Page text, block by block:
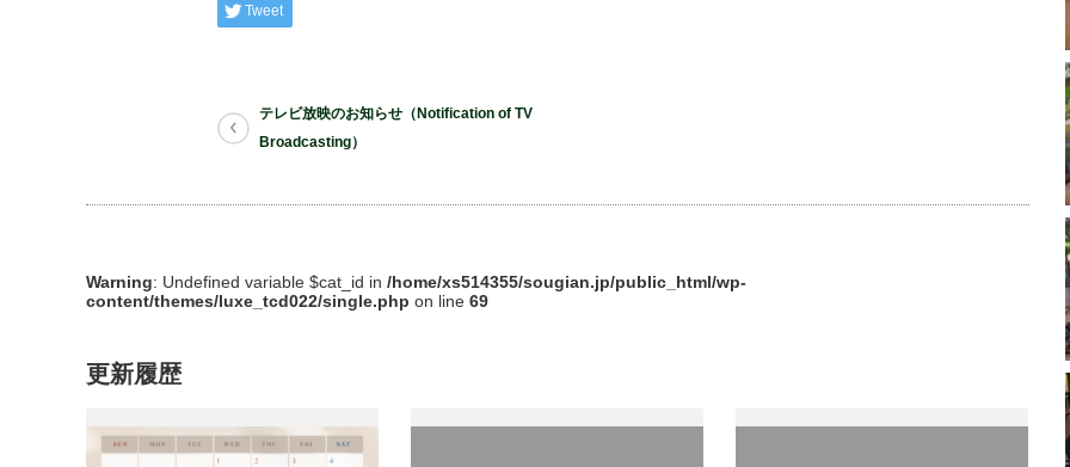
Tweet
テレビ放映のお知らせ（Notification of TV
Broadcasting）
Warning: Undefined variable $cat_id in /home/xs514355/sougian.jp/public_html/wp-
content/themes/luxe_tcd022/single.php on line 69
更新履歴